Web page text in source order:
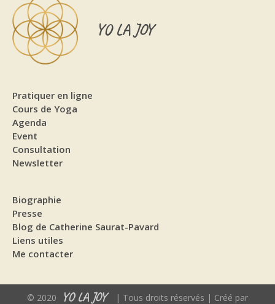
YO LA JOY
Pratiquer en ligne
Cours de Yoga
Agenda
Event
Consultation
Newsletter
Biographie
Presse
Blog de Catherine Saurat-Pavard
Liens utiles
Me contacter
© 2020 YO LA JOY | Tous droits réservés | Créé par